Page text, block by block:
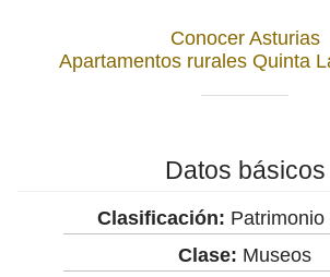
Conocer Asturias
Apartamentos rurales Quinta
Datos básicos
Clasificación: Patrimonio
Clase: Museos